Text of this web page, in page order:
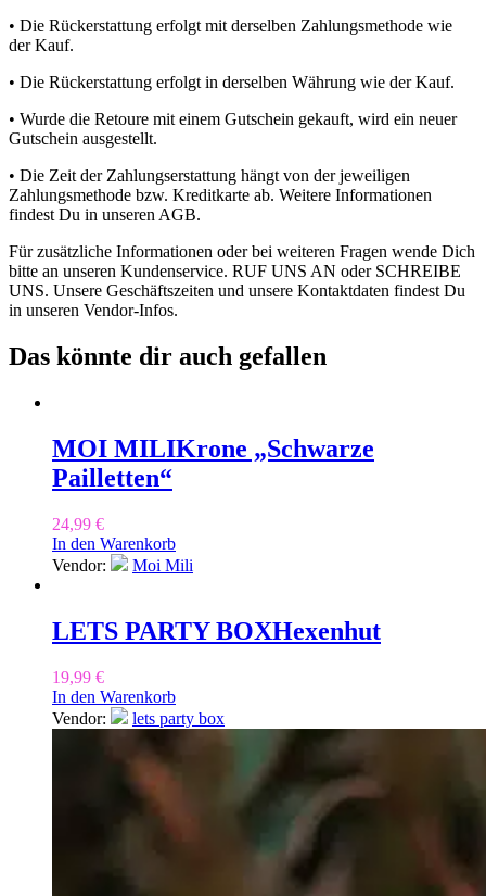
• Die Rückerstattung erfolgt mit derselben Zahlungsmethode wie
der Kauf.
• Die Rückerstattung erfolgt in derselben Währung wie der Kauf.
• Wurde die Retoure mit einem Gutschein gekauft, wird ein neuer
Gutschein ausgestellt.
• Die Zeit der Zahlungserstattung hängt von der jeweiligen
Zahlungsmethode bzw. Kreditkarte ab. Weitere Informationen
findest Du in unseren AGB.
Für zusätzliche Informationen oder bei weiteren Fragen wende Dich
bitte an unseren Kundenservice. RUF UNS AN oder SCHREIBE
UNS. Unsere Geschäftszeiten und unsere Kontaktdaten findest Du
in unseren Vendor-Infos.
Das könnte dir auch gefallen
MOI MILIKrone „Schwarze
Pailletten“
24,99 €
In den Warenkorb
Vendor:
Moi Mili
LETS PARTY BOXHexenhut
19,99 €
In den Warenkorb
Vendor:
lets party box